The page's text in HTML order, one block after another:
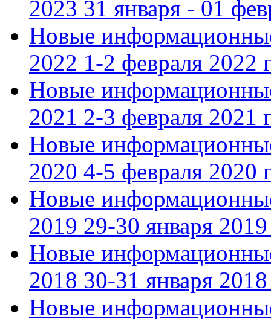
2023 31 января - 01
Новые
2022 1-2 февраля 2022
Новые
2021 2-3 февраля 2021
Новые
2020 4-5 февраля 2020
Новые
2019 29-30 января 2019
Новые
2018 30-31 января 2018
Новые